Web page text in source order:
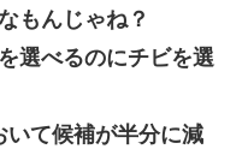
もんじゃね？
選べるのにチビを選
いて候補が半分に減